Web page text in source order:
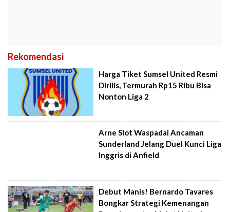
Rekomendasi
Harga Tiket Sumsel United Resmi
Dirilis, Termurah Rp15 Ribu Bisa
Nonton Liga 2
Arne Slot Waspadai Ancaman
Sunderland Jelang Duel Kunci Liga
Inggris di Anfield
Debut Manis! Bernardo Tavares
Bongkar Strategi Kemenangan